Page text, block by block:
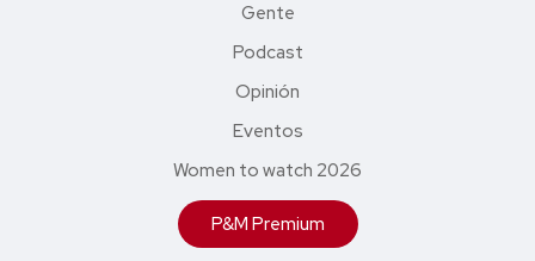
Gente
Podcast
Opinión
Eventos
Women to watch 2026
P&M Premium